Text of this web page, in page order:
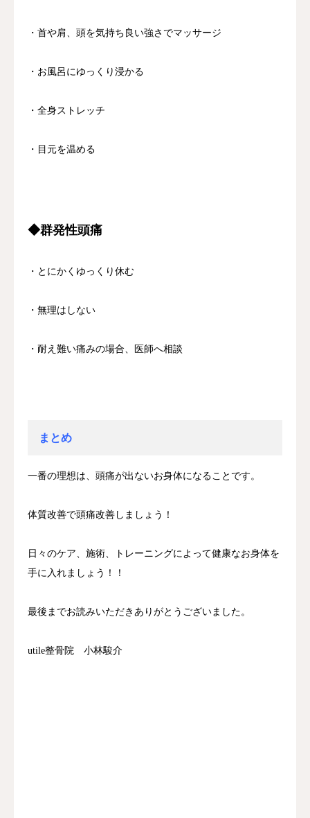
・首や肩、頭を気持ち良い強さでマッサージ
・お風呂にゆっくり浸かる
・全身ストレッチ
・目元を温める
◆群発性頭痛
・とにかくゆっくり休む
・無理はしない
・耐え難い痛みの場合、医師へ相談
まとめ
一番の理想は、頭痛が出ないお身体になることです。
体質改善で頭痛改善しましょう！
日々のケア、施術、トレーニングによって健康なお身体を
手に入れましょう！！
最後までお読みいただきありがとうございました。
utile整骨院 小林駿介